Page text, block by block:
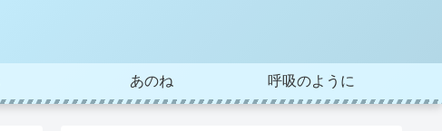
あのね 呼吸のように